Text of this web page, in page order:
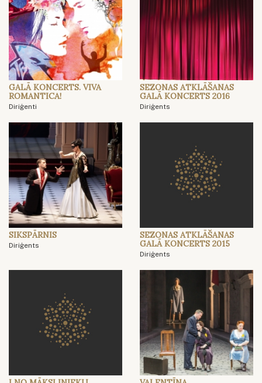
GALĀ KONCERTS. VIVA
ROMANTICA!
Diriģenti
SEZONAS ATKLĀŠANAS
GALĀ KONCERTS 2016
Diriģents
SIKSPĀRNIS
Diriģents
SEZONAS ATKLĀŠANAS
GALĀ KONCERTS 2015
Diriģents